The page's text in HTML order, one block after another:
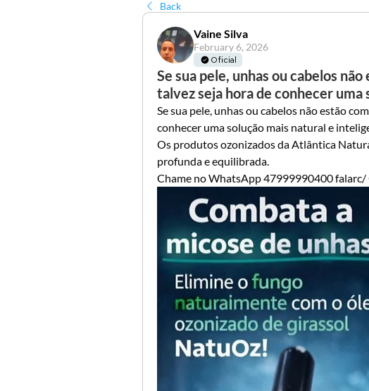
Back
Vaine Silva
February 6, 2026
Oficial
Se sua pele, unhas ou cabelos
talvez seja hora de conhecer uma
Se sua pele, unhas ou cabelos não estão
conhecer uma solução mais natural e
Os produtos ozonizados da Atlântica
profunda e equilibrada.
Chame no WhatsApp 47999990400 falarc/